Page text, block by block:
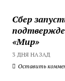
Сбер
«Мир»
3 ДНЯ НАЗАД
Оставить